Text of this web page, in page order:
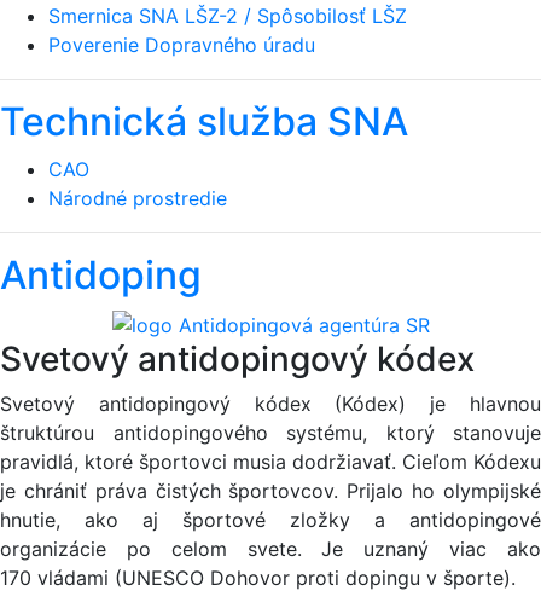
Smernica SNA LŠZ-2 / Spôsobilosť LŠZ
Poverenie Dopravného úradu
Technická služba SNA
CAO
Národné prostredie
Antidoping
Svetový antidopingový kódex
Svetový antidopingový kódex (Kódex) je hlavnou
štruktúrou antidopingového systému, ktorý stanovuje
pravidlá, ktoré športovci musia dodržiavať. Cieľom Kódexu
je chrániť práva čistých športovcov. Prijalo ho olympijské
hnutie, ako aj športové zložky a antidopingové
organizácie po celom svete. Je uznaný viac ako
170 vládami (UNESCO Dohovor proti dopingu v športe).